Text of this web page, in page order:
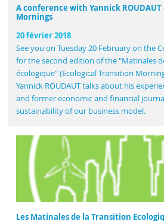
A conference with Yannick
Mornings
20 février 2018
See you on Tuesday 20 February on the
for the second edition of the "Matinales
écologique" (Ecological Transition
Yannick ROUDAUT talks about his
and former economic and financial
sustainability of our business model.
Les Matinales de la Transition